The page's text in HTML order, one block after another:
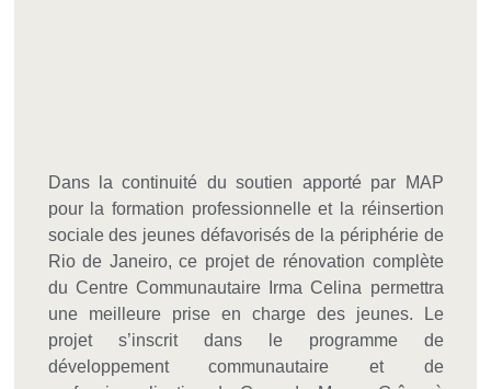
Dans la continuité du soutien apporté par MAP
pour la formation professionnelle et la réinsertion
sociale des jeunes défavorisés de la périphérie de
Rio de Janeiro, ce projet de rénovation complète
du Centre Communautaire Irma Celina permettra
une meilleure prise en charge des jeunes. Le
projet s’inscrit dans le programme de
développement communautaire et de